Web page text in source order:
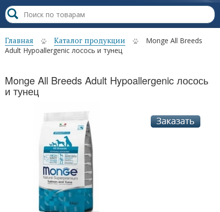
Главная Каталог продукции
Monge All Breeds
Adult Hypoallergenic лосось и тунец
Monge All Breeds Adult Hypoallergenic лосось
и тунец